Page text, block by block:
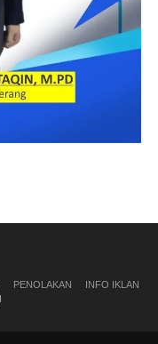
PENOLAKAN
INFO IKLAN